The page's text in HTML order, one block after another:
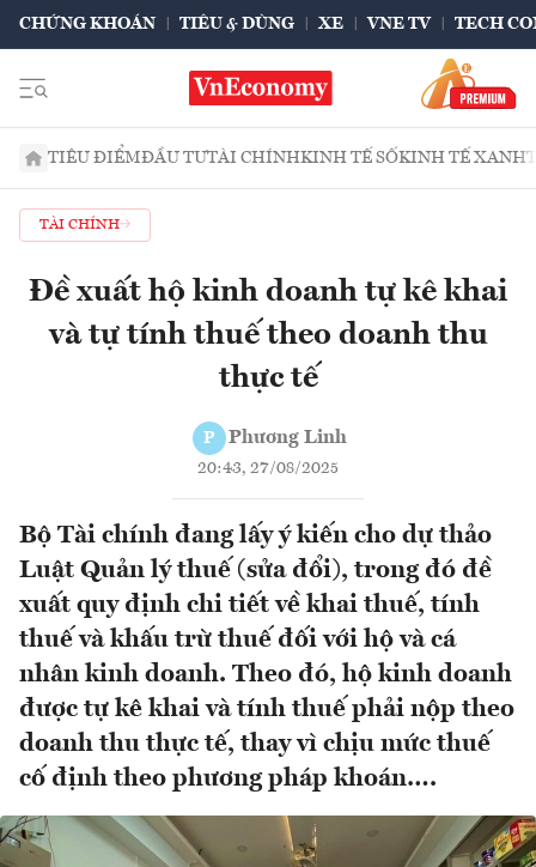
CHỨNG KHOÁN TIÊU & DÙNG XE VNE TV TECH
TIÊU ĐIỂMĐẦU TƯTÀI CHÍNHKINH TẾ SỐKINH TẾ XANH
TÀI CHÍNH
Đề xuất hộ kinh doanh tự kê khai
và tự tính thuế theo doanh thu
thực tế
P Phương Linh
20:43, 27/08/2025
Bộ Tài chính đang lấy ý kiến cho dự thảo
Luật Quản lý thuế (sửa đổi), trong đó đề
xuất quy định chi tiết về khai thuế, tính
thuế và khấu trừ thuế đối với hộ và cá
nhân kinh doanh. Theo đó, hộ kinh doanh
được tự kê khai và tính thuế phải nộp theo
doanh thu thực tế, thay vì chịu mức thuế
cố định theo phương pháp khoán….